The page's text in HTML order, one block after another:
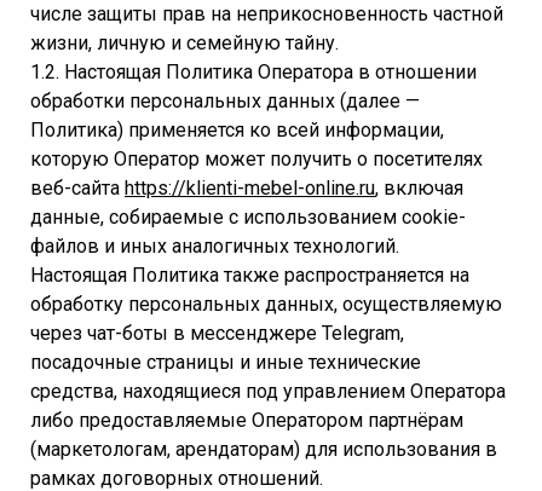
числе защиты прав на неприкосновенность частной
жизни, личную и семейную тайну.
1.2. Настоящая Политика Оператора в отношении
обработки персональных данных (далее —
Политика) применяется ко всей информации,
которую Оператор может получить о посетителях
веб-сайта https://klienti-mebel-online.ru, включая
данные, собираемые с использованием cookie-
файлов и иных аналогичных технологий.
Настоящая Политика также распространяется на
обработку персональных данных, осуществляемую
через чат-боты в мессенджере Telegram,
посадочные страницы и иные технические
средства, находящиеся под управлением Оператора
либо предоставляемые Оператором партнёрам
(маркетологам, арендаторам) для использования в
рамках договорных отношений.